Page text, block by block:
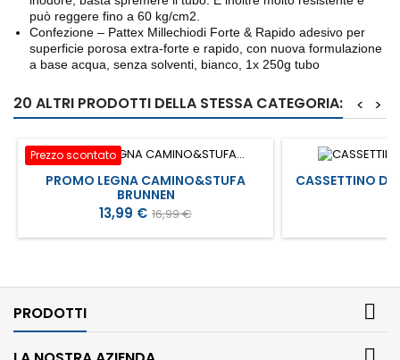
può reggere fino a 60 kg/cm2.
Confezione – Pattex Millechiodi Forte & Rapido adesivo per
superficie porosa extra-forte e rapido, con nuova formulazione
a base acqua, senza solventi, bianco, 1x 250g tubo
20 ALTRI PRODOTTI DELLA STESSA CATEGORIA: >
<
Prezzo scontato
PROMO LEGNA CAMINO&STUFA
BRUNNEN
Prezzo
13,99 € Prezzo
base
16,99 €
CASSETTINO DI
PRODOTTI 